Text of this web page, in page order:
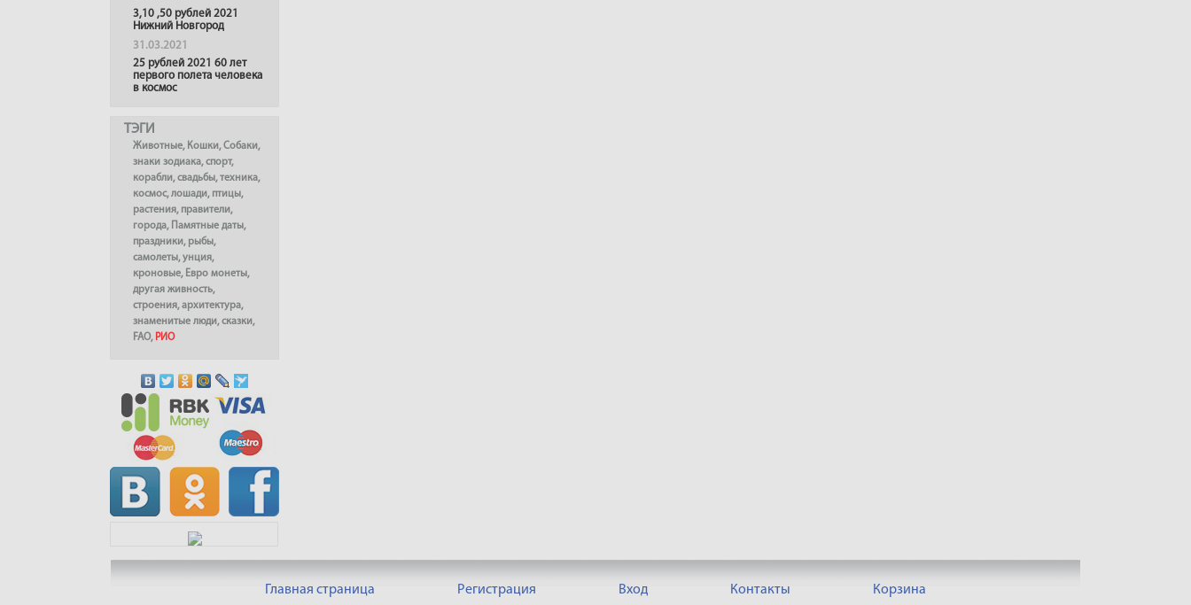
3,10 ,50 рублей 2021
Нижний Новгород
31.03.2021
25 рублей 2021 60 лет
первого полета человека
в космос
ТЭГИ
Животные, Кошки,Собаки,
знаки зодиака,спорт,
корабли,свадьбы,техника,
космос,лошади, птицы,
растения, правители,
города, Памятные даты,
праздники, рыбы,
самолеты,унция,
кроновые, Евро монеты,
другая живность,
строения,архитектура,
знаменитые люди,сказки,
FAO, РИО
Главная страница Регистрация Вход Контакты Корзина